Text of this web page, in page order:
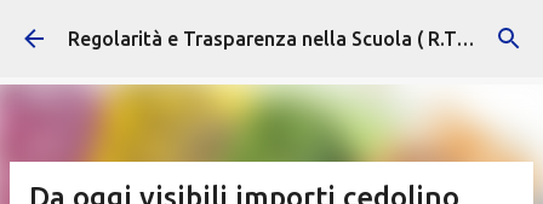
Passa ai contenuti principali Regolarità e Trasparenza nella Scuola ( R.T.S. )
Da oggi visibili importi cedolino